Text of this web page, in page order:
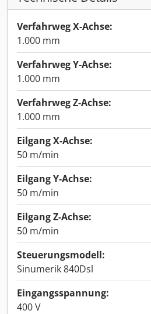
Verfahrweg X-Achse:
1.000 mm
Verfahrweg Y-Achse:
1.000 mm
Verfahrweg Z-Achse:
1.000 mm
Eilgang X-Achse:
50 m/min
Eilgang Y-Achse:
50 m/min
Eilgang Z-Achse:
50 m/min
Steuerungsmodell:
Sinumerik 840Dsl
Eingangsspannung:
400 V